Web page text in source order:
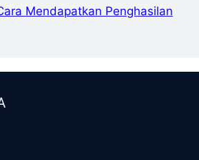
Mendapatkan Penghasilan